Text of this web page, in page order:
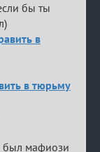
бы ты
в
в тюрьму
мафиози